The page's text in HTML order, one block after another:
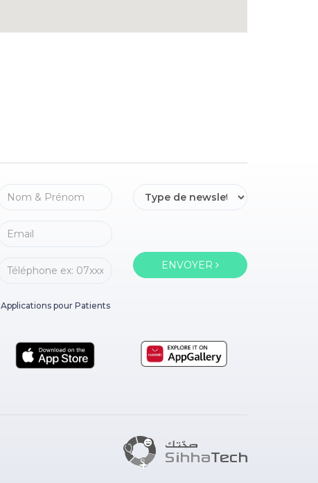
ENVOYER
Applications pour Patients